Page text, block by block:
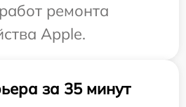
ремонта
Apple.
за 35 минут